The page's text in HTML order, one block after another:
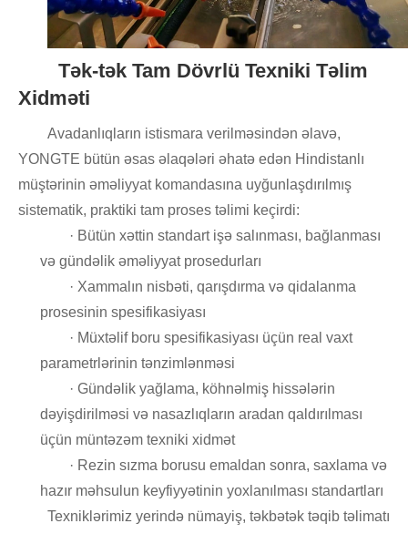
Tək-tək Tam Dövrlü Texniki Təlim
Xidməti
Avadanlıqların istismara verilməsindən əlavə,
YONGTE bütün əsas əlaqələri əhatə edən Hindistanlı
müştərinin əməliyyat komandasına uyğunlaşdırılmış
sistematik, praktiki tam proses təlimi keçirdi:
· Bütün xəttin standart işə salınması, bağlanması
və gündəlik əməliyyat prosedurları
· Xammalın nisbəti, qarışdırma və qidalanma
prosesinin spesifikasiyası
· Müxtəlif boru spesifikasiyası üçün real vaxt
parametrlərinin tənzimlənməsi
· Gündəlik yağlama, köhnəlmiş hissələrin
dəyişdirilməsi və nasazlıqların aradan qaldırılması
üçün müntəzəm texniki xidmət
· Rezin sızma borusu emaldan sonra, saxlama və
hazır məhsulun keyfiyyətinin yoxlanılması standartları
Texniklərimiz yerində nümayiş, təkbətək təqib təlimatı